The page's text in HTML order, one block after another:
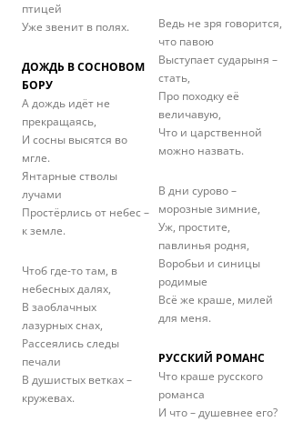
птицей
Уже звенит в полях.
ДОЖДЬ В СОСНОВОМ
БОРУ
А дождь идёт не
прекращаясь,
И сосны высятся во
мгле.
Янтарные стволы
лучами
Простёрлись от небес –
к земле.
Чтоб где-то там, в
небесных далях,
В заоблачных
лазурных снах,
Рассеялись следы
печали
В душистых ветках –
кружевах.
Ведь не зря говорится,
что павою
Выступает сударыня –
стать,
Про походку её
величавую,
Что и царственной
можно назвать.
В дни сурово –
морозные зимние,
Уж, простите,
павлинья родня,
Воробьи и синицы
родимые
Всё же краше, милей
для меня.
РУССКИЙ РОМАНС
Что краше русского
романса
И что – душевнее его?